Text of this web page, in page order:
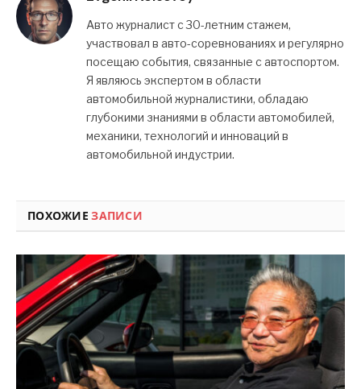
Авто журналист с 30-летним стажем,
участвовал в авто-соревнованиях и регулярно
посещаю события, связанные с автоспортом.
Я являюсь экспертом в области
автомобильной журналистики, обладаю
глубокими знаниями в области автомобилей,
механики, технологий и инноваций в
автомобильной индустрии.
ПОХОЖИЕЗАПИСИ